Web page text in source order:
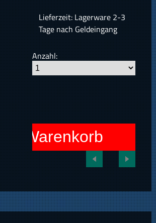
Lieferzeit: Lagerware 2-3
Tage nach Geldeingang
Anzahl:
Warenkorb